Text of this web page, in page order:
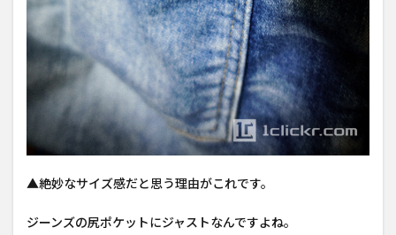
「真
垢の
万年
筆」
ってい
「ペン
ー
▲絶妙なサイズ感だと思う理由がこれです。
ジーンズの尻ポケットにジャストなんですよね。